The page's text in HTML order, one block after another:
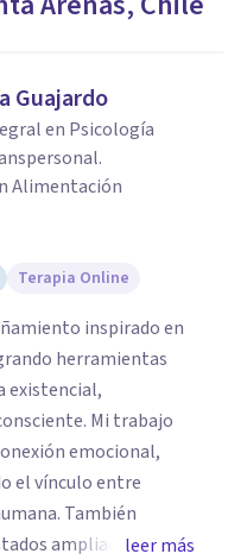
Guajardo
en Psicología
Alimentación
Terapia Online
inspirado en
herramientas
existencial,
Mi trabajo
emocional,
el vínculo entre
También
ampliados deleer más